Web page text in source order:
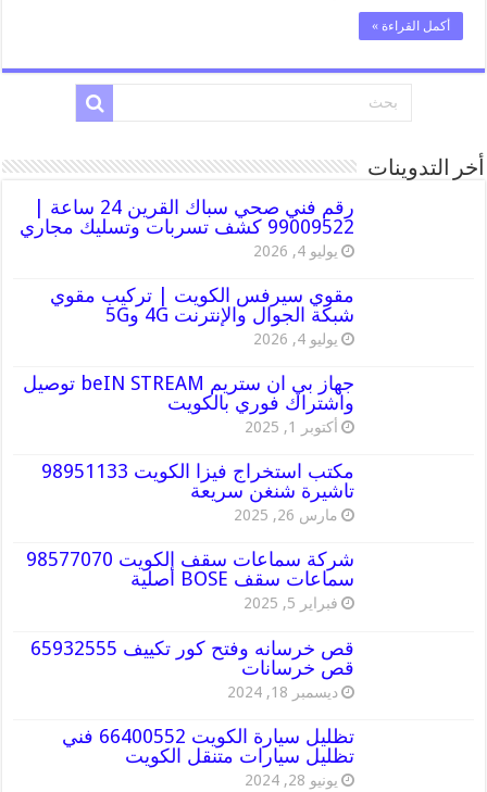
أكمل القراءة »
أخر التدوينات
رقم فني صحي سباك القرين 24 ساعة |
99009522 كشف تسربات وتسليك مجاري
يوليو 4, 2026
مقوي سيرفس الكويت | تركيب مقوي
شبكة الجوال والإنترنت 4G و5G
يوليو 4, 2026
جهاز بي ان ستريم beIN STREAM توصيل
واشتراك فوري بالكويت
أكتوبر 1, 2025
مكتب استخراج فيزا الكويت 98951133
تاشيرة شنغن سريعة
مارس 26, 2025
شركة سماعات سقف الكويت 98577070
سماعات سقف BOSE أصلية
فبراير 5, 2025
قص خرسانه وفتح كور تكييف 65932555
قص خرسانات
ديسمبر 18, 2024
تظليل سيارة الكويت 66400552 فني
تظليل سيارات متنقل الكويت
يونيو 28, 2024